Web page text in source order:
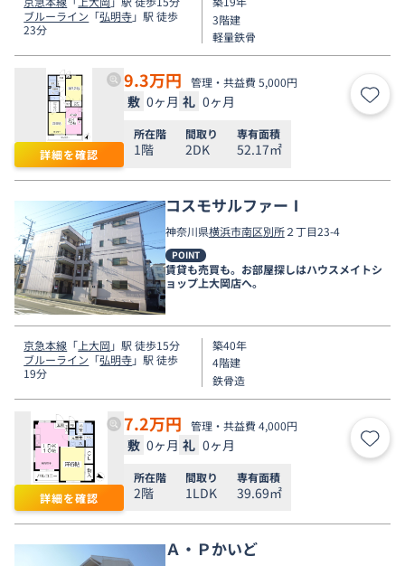
ブルーライン 「弘明寺」駅 徒歩
23分
3階建
軽量鉄骨
詳細を確認
9.3万円 管理・共益費 5,000円
敷 0ヶ月 礼 0ヶ月 お気
所在階
1階
間取り
2DK
専有面積
52.17㎡
コスモサルファーⅠ
神奈川県横浜市南区別所２丁目23-4
POINT
賃貸も売買も。お部屋探しはハウスメイトシ
ョップ上大岡店へ。
京急本線 「 上大岡 」駅 徒歩15分
ブルーライン 「弘明寺」駅 徒歩
19分
築40年
4階建
鉄骨造
詳細を確認
7.2万円 管理・共益費 4,000円
敷 0ヶ月 礼 0ヶ月 お気
所在階
2階
間取り
1LDK
専有面積
39.69㎡
Ａ・Ｐかいど